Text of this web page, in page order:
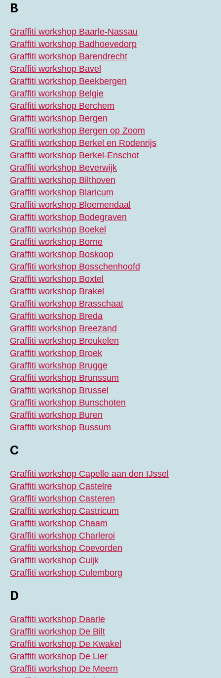
B
Graffiti workshop Baarle-Nassau
Graffiti workshop Badhoevedorp
Graffiti workshop Barendrecht
Graffiti workshop Bavel
Graffiti workshop Beekbergen
Graffiti workshop Belgie
Graffiti workshop Berchem
Graffiti workshop Bergen
Graffiti workshop Bergen op Zoom
Graffiti workshop Berkel en Rodenrijs
Graffiti workshop Berkel-Enschot
Graffiti workshop Beverwijk
Graffiti workshop Bilthoven
Graffiti workshop Blaricum
Graffiti workshop Bloemendaal
Graffiti workshop Bodegraven
Graffiti workshop Boekel
Graffiti workshop Borne
Graffiti workshop Boskoop
Graffiti workshop Bosschenhoofd
Graffiti workshop Boxtel
Graffiti workshop Brakel
Graffiti workshop Brasschaat
Graffiti workshop Breda
Graffiti workshop Breezand
Graffiti workshop Breukelen
Graffiti workshop Broek
Graffiti workshop Brugge
Graffiti workshop Brunssum
Graffiti workshop Brussel
Graffiti workshop Bunschoten
Graffiti workshop Buren
Graffiti workshop Bussum
C
Graffiti workshop Capelle aan den IJssel
Graffiti workshop Castelre
Graffiti workshop Casteren
Graffiti workshop Castricum
Graffiti workshop Chaam
Graffiti workshop Charleroi
Graffiti workshop Coevorden
Graffiti workshop Cuijk
Graffiti workshop Culemborg
D
Graffiti workshop Daarle
Graffiti workshop De Bilt
Graffiti workshop De Kwakel
Graffiti workshop De Lier
Graffiti workshop De Meern